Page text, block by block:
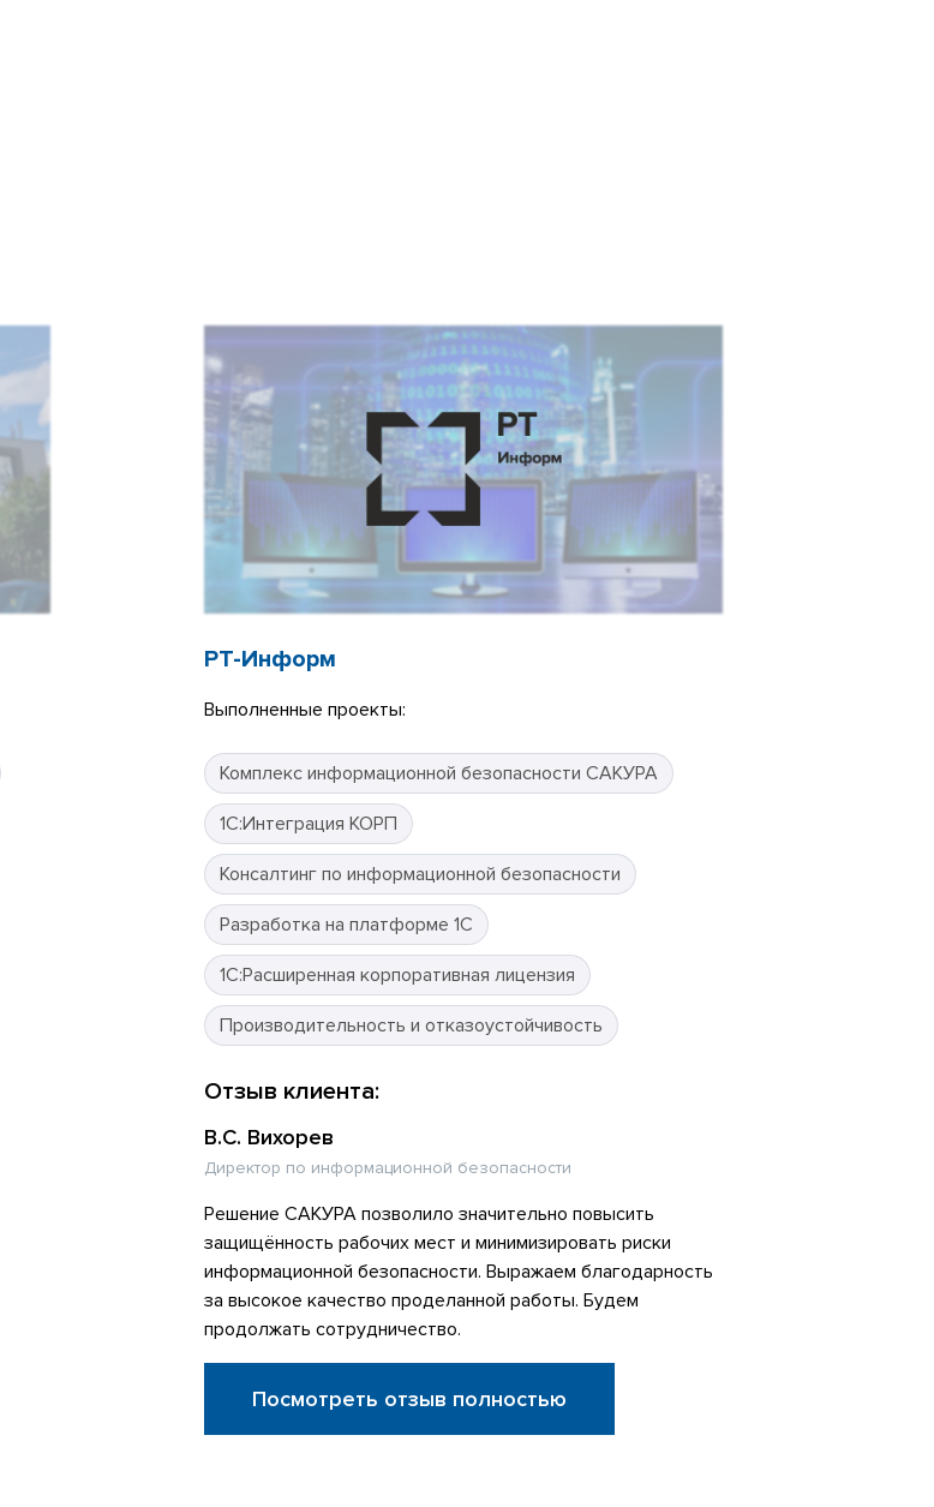
РТ-Информ
Выполненные проекты:
Комплекс информационной безопасности САКУРА
1С:Интеграция КОРП
Консалтинг по информационной безопасности
Разработка на платформе 1С
1С:Расширенная корпоративная лицензия
Производительность и отказоустойчивость
Отзыв клиента:
В.С. Вихорев
Директор по информационной безопасности
Решение САКУРА позволило значительно повысить
защищённость рабочих мест и минимизировать риски
информационной безопасности. Выражаем благодарность
за высокое качество проделанной работы. Будем
продолжать сотрудничество.
Посмотреть отзыв полностью